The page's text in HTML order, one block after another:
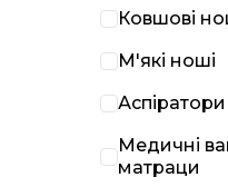
Ковшові
М'які ноші
Аспіратори
Медичні
матраци